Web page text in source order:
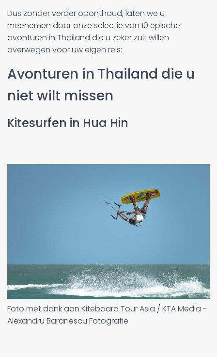
Dus zonder verder oponthoud, laten we u
meenemen door onze selectie van 10 epische
avonturen in Thailand die u zeker zult willen
overwegen voor uw eigen reis:
Avonturen in Thailand die u
niet wilt missen
Kitesurfen in Hua Hin
Foto met dank aan Kiteboard Tour Asia / KTA Media -
Alexandru Baranescu Fotografie